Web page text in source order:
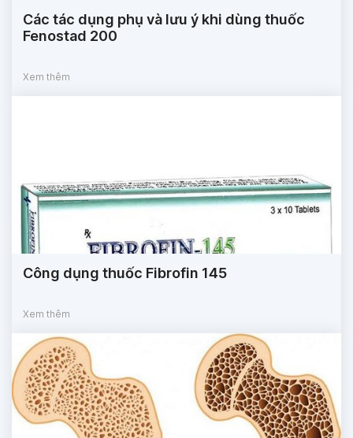
Các tác dụng phụ và lưu ý khi dùng thuốc
Fenostad 200
Xem thêm
Công dụng thuốc Fibrofin 145
Xem thêm